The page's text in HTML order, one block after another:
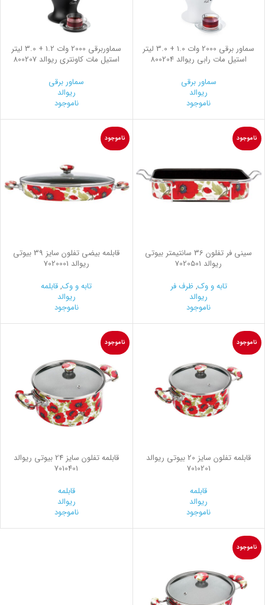
سماور برقی 2000 وات 1.0 + 3.0 لیتر
استیل مات رابی ریوالد 800204
سماور برقی
ریوالد
ناموجود
سماوربرقی 2000 وات 1.2 + 3.0 لیتر
استیل مات کاونتری ریوالد 800207
سماور برقی
ریوالد
ناموجود
ناموجود
سینی فر تفلون 36 سانتیمتر بیوتی
ریوالد 7020501
تابه و وک,ظرف فر
ریوالد
ناموجود
ناموجود
قابلمه بیضی تفلون سایز 39 بیوتی
ریوالد 7020001
تابه و وک,قابلمه
ریوالد
ناموجود
ناموجود
قابلمه تفلون سایز 20 بیوتی ریوالد
7010201
قابلمه
ریوالد
ناموجود
ناموجود
قابلمه تفلون سایز 24 بیوتی ریوالد
7010401
قابلمه
ریوالد
ناموجود
ناموجود